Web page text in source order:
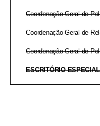
Coordenação-Geral de
Coordenação-Geral de
Coordenação-Geral de
ESCRITÓRIO